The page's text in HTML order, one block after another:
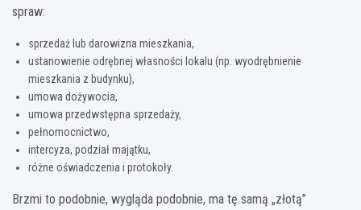
spraw:
sprzedaż lub darowizna mieszkania,
ustanowienie odrębnej własności lokalu (np. wyodrębnienie
mieszkania z budynku),
umowa dożywocia,
umowa przedwstępna sprzedaży,
pełnomocnictwo,
intercyza, podział majątku,
różne oświadczenia i protokoły.
Brzmi to podobnie, wygląda podobnie, ma tę samą „złotą”